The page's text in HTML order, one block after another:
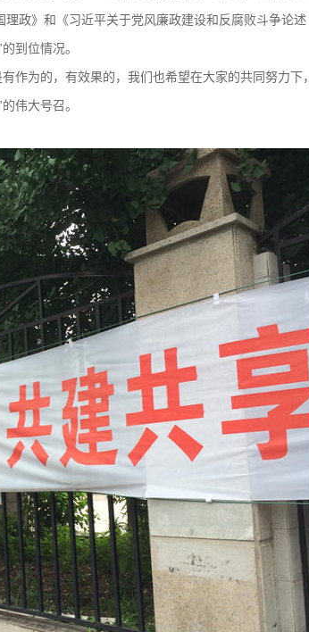
政》和《习近平关于党风廉政建设和反腐败斗争论述
的到位情况。
作为的，有效果的，我们也希望在大家的共同努力下，
的伟大号召。